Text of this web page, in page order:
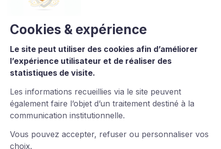
contact@lesacteursducommerce.com
+33 1 53 43 82 60
Le CNCC est un organisme de formation enregistré sous le numéro
11756688975 auprès du préfet de région d’Île-de-France. La
certification qualité est délivrée au titre de la catégorie : L.6313-
de Freepik.
Imaginé et conçu par
Cookies & expérience
Le site peut utiliser des cookies afin d’améliorer
l’expérience utilisateur et de réaliser des
statistiques de visite.
Les informations recueillies via le site peuvent
également faire l’objet d’un traitement destiné à la
communication institutionnelle.
Vous pouvez accepter, refuser ou personnaliser vos
choix.